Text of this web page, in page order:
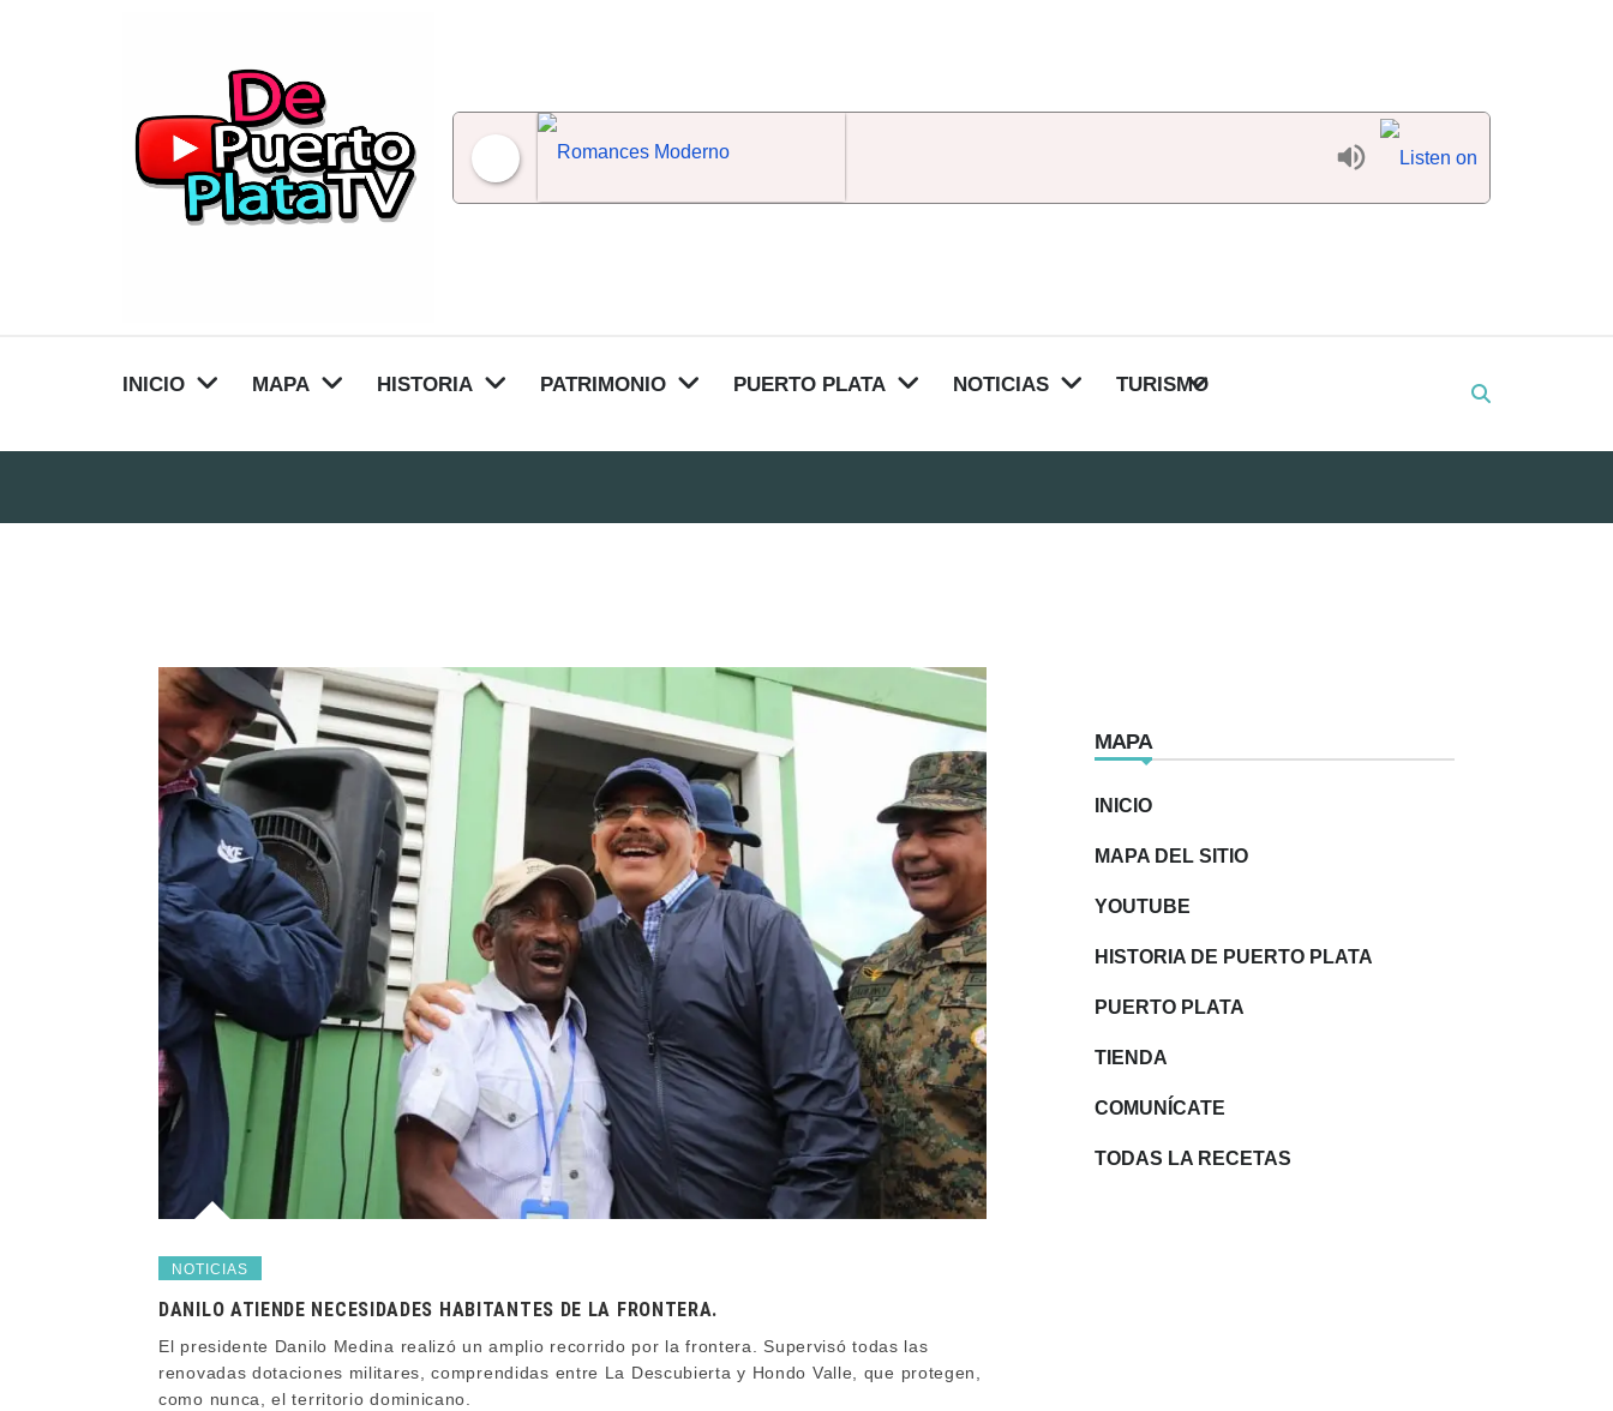
INICIO MAPA HISTORIA PATRIMONIO PUERTO PLATA NOTICIAS TURISMO
NOTICIAS
DANILO ATIENDE NECESIDADES HABITANTES DE LA FRONTERA.
El presidente Danilo Medina realizó un amplio recorrido por la frontera. Supervisó todas las
renovadas dotaciones militares, comprendidas entre La Descubierta y Hondo Valle, que protegen,
como nunca, el territorio dominicano.
MAPA
INICIO
MAPA DEL SITIO
YOUTUBE
HISTORIA DE PUERTO PLATA
PUERTO PLATA
TIENDA
COMUNÍCATE
TODAS LA RECETAS